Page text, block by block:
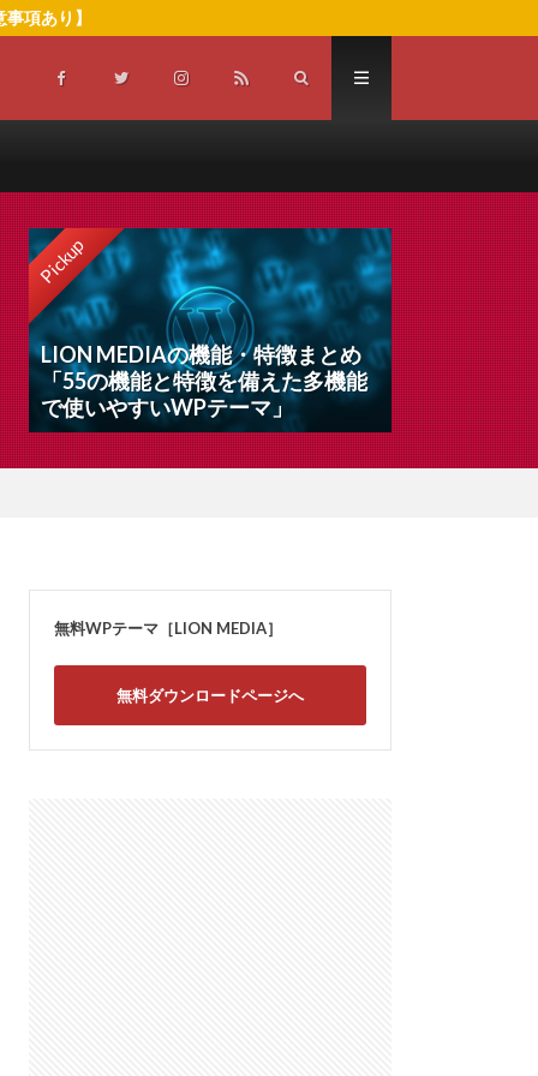
項あり】
Pickup
LION MEDIAの機能・特徴まとめ
「55の機能と特徴を備えた多機能
で使いやすいWPテーマ」
無料WPテーマ［LION MEDIA］
無料ダウンロードページへ